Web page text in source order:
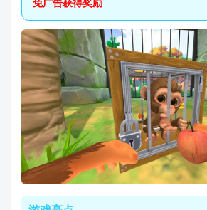
免广告获得奖励